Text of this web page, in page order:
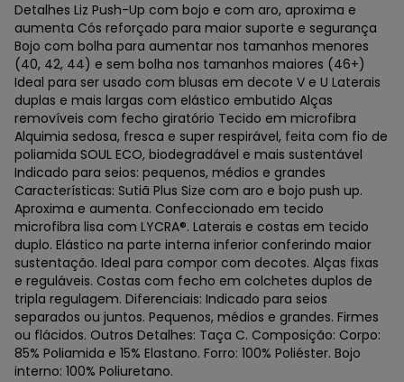
Detalhes Liz Push-Up com bojo e com aro, aproxima e
aumenta Cós reforçado para maior suporte e segurança
Bojo com bolha para aumentar nos tamanhos menores
(40, 42, 44) e sem bolha nos tamanhos maiores (46+)
Ideal para ser usado com blusas em decote V e U Laterais
duplas e mais largas com elástico embutido Alças
removíveis com fecho giratório Tecido em microfibra
Alquimia sedosa, fresca e super respirável, feita com fio de
poliamida SOUL ECO, biodegradável e mais sustentável
Indicado para seios: pequenos, médios e grandes
Características: Sutiã Plus Size com aro e bojo push up.
Aproxima e aumenta. Confeccionado em tecido
microfibra lisa com LYCRA®. Laterais e costas em tecido
duplo. Elástico na parte interna inferior conferindo maior
sustentação. Ideal para compor com decotes. Alças fixas
e reguláveis. Costas com fecho em colchetes duplos de
tripla regulagem. Diferenciais: Indicado para seios
separados ou juntos. Pequenos, médios e grandes. Firmes
ou flácidos. Outros Detalhes: Taça C. Composição: Corpo:
85% Poliamida e 15% Elastano. Forro: 100% Poliéster. Bojo
interno: 100% Poliuretano.